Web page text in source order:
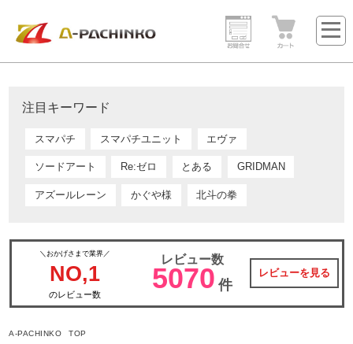
注目キーワード
スマパチ スマパチユニット エヴァ
ソードアート Re:ゼロ とある GRIDMAN
アズールレーン かぐや様 北斗の拳
＼おかげさまで業界／
NO,1
のレビュー数
レビュー数
5070 件
レビューを見る
A-PACHINKO TOP